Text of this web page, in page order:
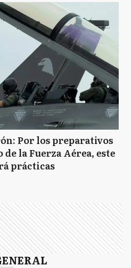
Por los preparativos
la Fuerza Aérea, este
prácticas